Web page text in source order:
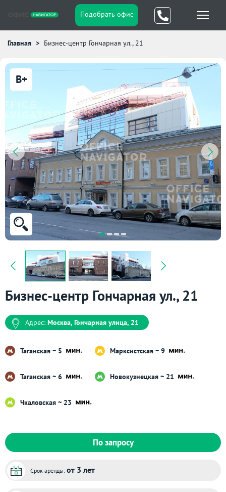
Подобрать офис
Главная Бизнес-центр Гончарная ул., 21
B+
Бизнес-центр Гончарная ул., 21
Адрес: Москва, Гончарная улица, 21
Таганская ~ 5 Марксистская ~ 9
Таганская ~ 6 Новокузнецкая ~ 21
Чкаловская ~ 23
По запросу
Срок аренды: от 3 лет